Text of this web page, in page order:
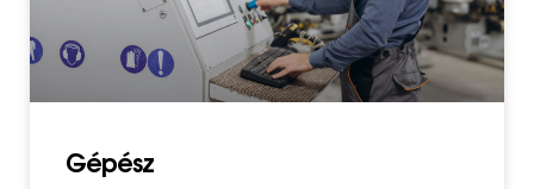
Gépész